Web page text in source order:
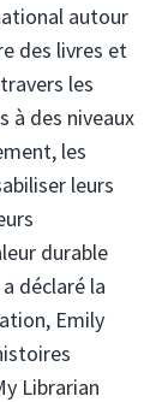
autour
des livres et
les
à des niveaux
les
leurs
durable
déclaré la
Emily
Librarian